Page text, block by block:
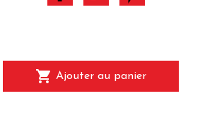
shopping_cart Ajouter au panier